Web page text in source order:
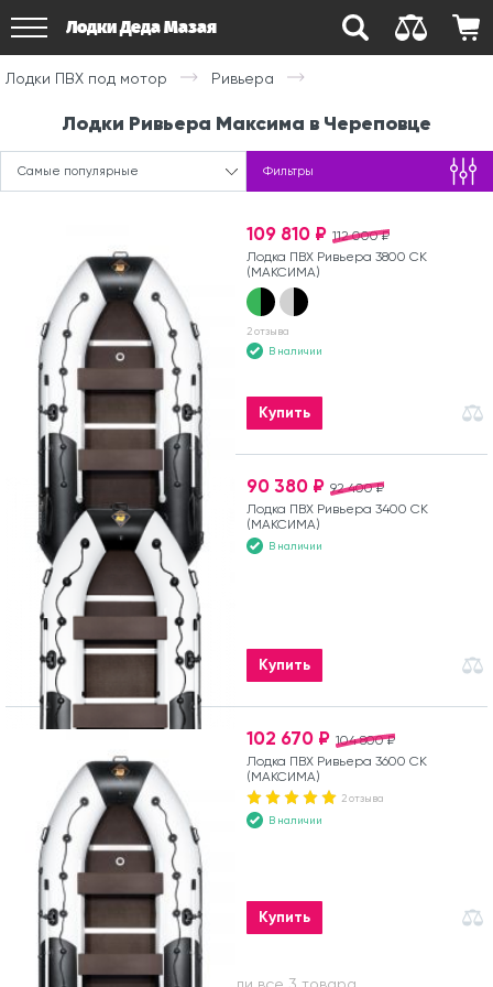
Лодки Деда Мазая
Лодки ПВХ под мотор Ривьера
Лодки Ривьера Максима в Череповце
Самые популярные Фильтры
112 000 ₽
109 810 ₽
Лодка ПВХ Ривьера 3800 СК
(МАКСИМА)
2 отзыва
В наличии
Купить
92 400 ₽
90 380 ₽
Лодка ПВХ Ривьера 3400 СК
(МАКСИМА)
В наличии
Купить
104 800 ₽
102 670 ₽
Лодка ПВХ Ривьера 3600 СК
(МАКСИМА)
2 отзыва
В наличии
Купить